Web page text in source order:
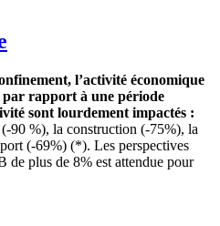
l’activité économique
rapport à une période
sont lourdement impactés :
90 %), la construction (-75%), la
(-69%) (*). Les perspectives
de plus de 8% est attendue pour